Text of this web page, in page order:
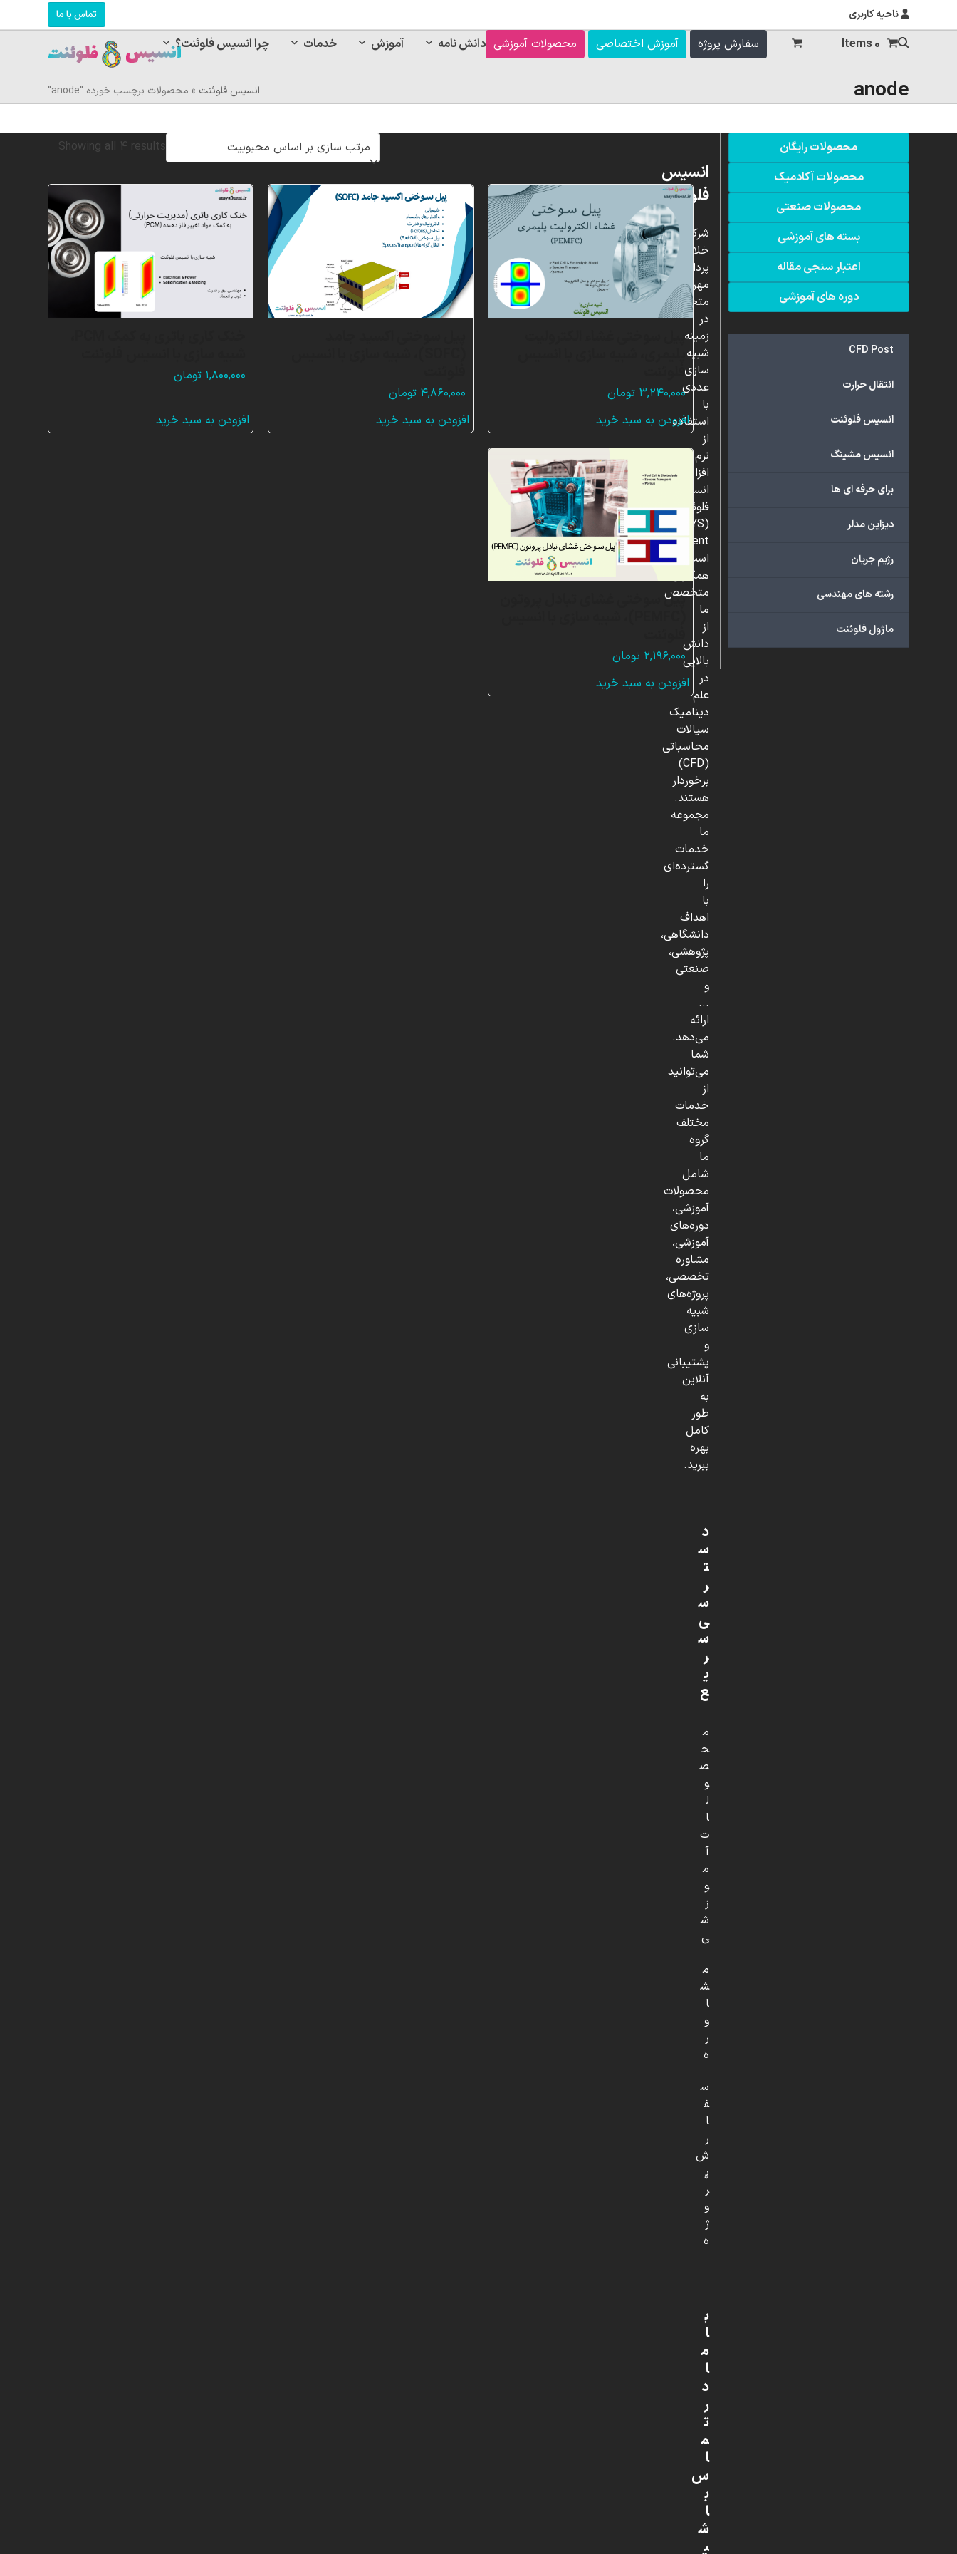
ناحیه کاربری تماس با ما
چرا انسیس فلوئنت؟ خدمات آموزش دانش نامه محصولات آموزشی آموزش اختصاصی سفارش پروژه 0 Items
anode انسیس فلوئنت » محصولات برچسب خورده "anode"
Showing all 4 results
Sorted
popularity
پیل سوختی غشاء الکترولیت
فلوئنت
۳,۲۴۰,۰۰۰ تومان
افزودن به سبد خرید
۴,۸۶۰,۰۰۰ تومان
افزودن به سبد خرید
۱,۸۰۰,۰۰۰ تومان
افزودن به سبد خرید
پیل سوختی غشای تبادل پروتون
۲,۱۹۶,۰۰۰ تومان
افزودن به سبد خرید
محصولات رایگان
محصولات آکادمیک
محصولات صنعتی
بسته های آموزشی
اعتبار سنجی مقاله
دوره های آموزشی
CFD Post
انتقال حرارت
انسیس فلوئنت
انسیس مشینگ
برای حرفه ای ها
دیزاین مدلر
رژیم جریان
رشته های مهندسی
ماژول فلوئنت
انسیس
فلوئنت
شرکت
خلاق
پردازشگران
مهر،
متخصص
در
زمینه
شبیه
سازی
عددی
با
استفاده
از
نرم
افزار
انسیس
فلوئنت
(ANSYS
Fluent)
است.
همکاران
متخصص
ما
از
دانش
بالایی
در
علم
دینامیک
سیالات
محاسباتی
(CFD)
برخوردار
هستند.
مجموعه
ما
خدمات
گسترده‌ای
را
با
اهداف
دانشگاهی،
پژوهشی،
صنعتی
و
...
ارائه
می‌دهد.
شما
می‌توانید
از
خدمات
مختلف
گروه
ما
شامل
محصولات
آموزشی،
دوره‌های
آموزشی،
مشاوره
تخصصی،
پروژه‌های
شبیه
سازی
و
پشتیبانی
آنلاین
به
طور
کامل
بهره
ببرید.
د
س
ت
ر
س
ی
س
ر
ی
ع
م
ح
ص
و
ل
ا
ت
آ
م
و
ز
ش
ی
م
ش
ا
و
ر
ه
س
ف
ا
ر
ش
پ
ر
و
ژ
ه
ب
ا
م
ا
د
ر
ت
م
ا
س
ب
ا
ش
ی